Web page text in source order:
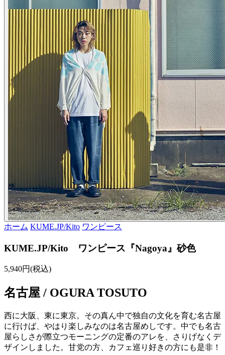
ホーム KUME.JP/Kito ワンピース
KUME.JP/Kito ワンピース『Nagoya』砂色
5,940円(税込)
名古屋 / OGURA TOSUTO
西に大阪、東に東京。その真ん中で独自の文化を育む名古屋
に行けば、やはり楽しみなのは名古屋めしです。中でも名古
屋らしさが際立つモーニングの定番のアレを、さりげなくデ
ザインしました。甘党の方、カフェ巡り好きの方にも是非！